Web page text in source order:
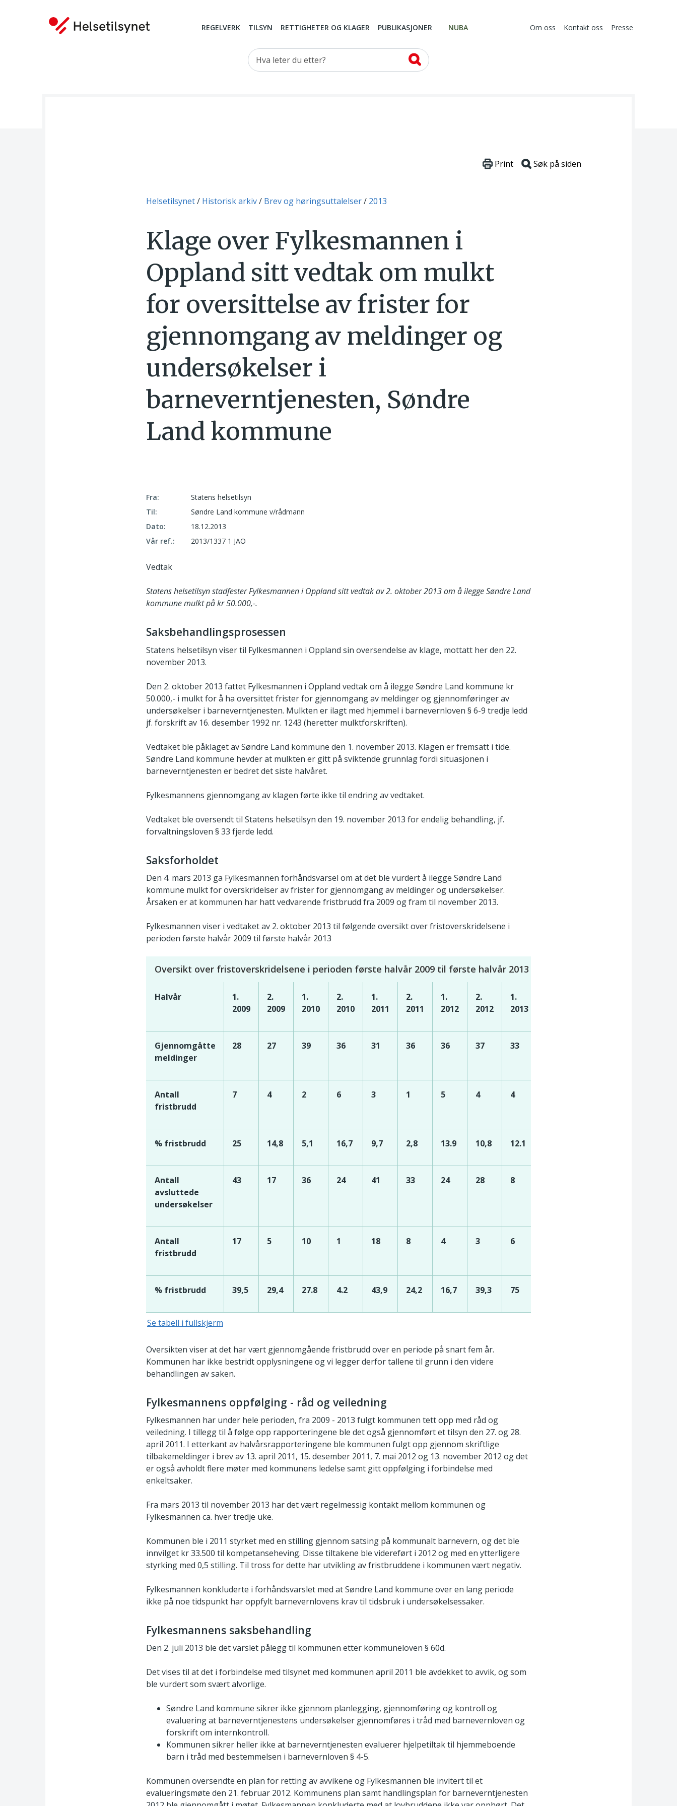
REGELVERK TILSYN RETTIGHETER OG KLAGER PUBLIKASJONER NUBA Om oss Kontakt oss Presse
Hva leter du etter?
Du er her:
Helsetilsynet Historisk arkiv Brev og høringsuttalelser 2013
Print Søk på siden
Klage over Fylkesmannen i
Oppland sitt vedtak om mulkt
for oversittelse av frister for
gjennomgang av meldinger og
undersøkelser i
barneverntjenesten, Søndre
Land kommune
Fra:
Statens helsetilsyn
Til:
Søndre Land kommune v/rådmann
Dato:
18.12.2013
Vår ref.:
2013/1337 1 JAO
Vedtak
Statens helsetilsyn stadfester Fylkesmannen i Oppland sitt vedtak av 2. oktober 2013 om å ilegge Søndre Land
kommune mulkt på kr 50.000,-.
Saksbehandlingsprosessen
Statens helsetilsyn viser til Fylkesmannen i Oppland sin oversendelse av klage, mottatt her den 22.
november 2013.
Den 2. oktober 2013 fattet Fylkesmannen i Oppland vedtak om å ilegge Søndre Land kommune kr
50.000,- i mulkt for å ha oversittet frister for gjennomgang av meldinger og gjennomføringer av
undersøkelser i barneverntjenesten. Mulkten er ilagt med hjemmel i barnevernloven § 6-9 tredje ledd
jf. forskrift av 16. desember 1992 nr. 1243 (heretter mulktforskriften).
Vedtaket ble påklaget av Søndre Land kommune den 1. november 2013. Klagen er fremsatt i tide.
Søndre Land kommune hevder at mulkten er gitt på sviktende grunnlag fordi situasjonen i
barneverntjenesten er bedret det siste halvåret.
Fylkesmannens gjennomgang av klagen førte ikke til endring av vedtaket.
Vedtaket ble oversendt til Statens helsetilsyn den 19. november 2013 for endelig behandling, jf.
forvaltningsloven § 33 fjerde ledd.
Saksforholdet
Den 4. mars 2013 ga Fylkesmannen forhåndsvarsel om at det ble vurdert å ilegge Søndre Land
kommune mulkt for overskridelser av frister for gjennomgang av meldinger og undersøkelser.
Årsaken er at kommunen har hatt vedvarende fristbrudd fra 2009 og fram til november 2013.
Fylkesmannen viser i vedtaket av 2. oktober 2013 til følgende oversikt over fristoverskridelsene i
perioden første halvår 2009 til første halvår 2013
Oversikt over fristoverskridelsene i perioden første halvår 2009 til første halvår 2013
Halvår
1.
2009
2.
2009
1.
2010
2.
2010
1.
2011
2.
2011
1.
2012
2.
2012
1.
2013
Gjennomgåtte
meldinger
28 27 39 36 31 36 36 37 33
Antall
fristbrudd
7 4 2 6 3 1 5 4 4
% fristbrudd 25 14,8 5,1 16,7 9,7 2,8 13.9 10,8 12.1
Antall
avsluttede
undersøkelser
43 17 36 24 41 33 24 28 8
Antall
fristbrudd
17 5 10 1 18 8 4 3 6
% fristbrudd 39,5 29,4 27.8 4.2 43,9 24,2 16,7 39,3 75
Se tabell i fullskjerm
Oversikten viser at det har vært gjennomgående fristbrudd over en periode på snart fem år.
Kommunen har ikke bestridt opplysningene og vi legger derfor tallene til grunn i den videre
behandlingen av saken.
Fylkesmannens oppfølging - råd og veiledning
Fylkesmannen har under hele perioden, fra 2009 - 2013 fulgt kommunen tett opp med råd og
veiledning. I tillegg til å følge opp rapporteringene ble det også gjennomført et tilsyn den 27. og 28.
april 2011. I etterkant av halvårsrapporteringene ble kommunen fulgt opp gjennom skriftlige
tilbakemeldinger i brev av 13. april 2011, 15. desember 2011, 7. mai 2012 og 13. november 2012 og det
er også avholdt flere møter med kommunens ledelse samt gitt oppfølging i forbindelse med
enkeltsaker.
Fra mars 2013 til november 2013 har det vært regelmessig kontakt mellom kommunen og
Fylkesmannen ca. hver tredje uke.
Kommunen ble i 2011 styrket med en stilling gjennom satsing på kommunalt barnevern, og det ble
innvilget kr 33.500 til kompetanseheving. Disse tiltakene ble videreført i 2012 og med en ytterligere
styrking med 0,5 stilling. Til tross for dette har utvikling av fristbruddene i kommunen vært negativ.
Fylkesmannen konkluderte i forhåndsvarslet med at Søndre Land kommune over en lang periode
ikke på noe tidspunkt har oppfylt barnevernlovens krav til tidsbruk i undersøkelsessaker.
Fylkesmannens saksbehandling
Den 2. juli 2013 ble det varslet pålegg til kommunen etter kommuneloven § 60d.
Det vises til at det i forbindelse med tilsynet med kommunen april 2011 ble avdekket to avvik, og som
ble vurdert som svært alvorlige.
Søndre Land kommune sikrer ikke gjennom planlegging, gjennomføring og kontroll og
evaluering at barneverntjenestens undersøkelser gjennomføres i tråd med barnevernloven og
forskrift om internkontroll.
Kommunen sikrer heller ikke at barneverntjenesten evaluerer hjelpetiltak til hjemmeboende
barn i tråd med bestemmelsen i barnevernloven § 4-5.
Kommunen oversendte en plan for retting av avvikene og Fylkesmannen ble invitert til et
evalueringsmøte den 21. februar 2012. Kommunens plan samt handlingsplan for barneverntjenesten